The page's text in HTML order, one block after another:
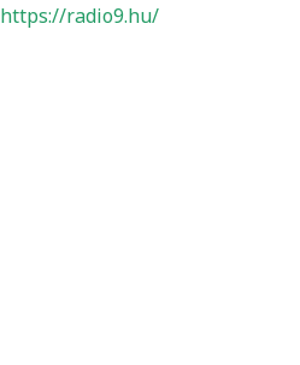
https://radio9.hu/